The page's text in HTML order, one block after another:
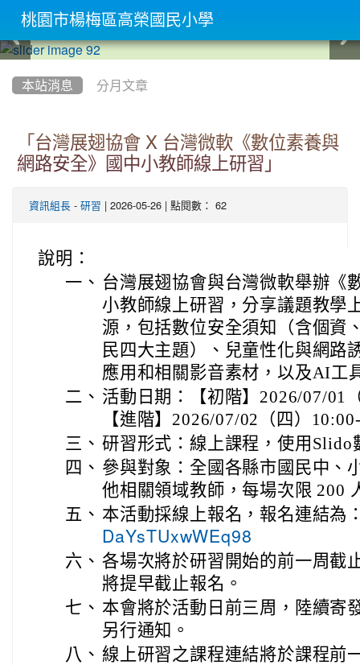
本站消息 分月文章
「台灣展翅協會 X 台灣微軟《數位素養與
網路安全》國中小教師線上研習」
資訊組長 - 研習 | 2026-05-26 | 點閱數： 62
說明：
一、 台灣展翅協會與台灣微軟舉辦《
小教師線上研習，分享議題教學
源，包括數位安全須知（含個資
民四大主題）、兒童性化與網路
應用和相關影音素材，以及AI工
二、 活動日期：【初階】2026/07/
【進階】2026/07/02（四）
三、 研習形式：線上課程，使用
四、 參與對象：全國各縣市國民中、
他相關領域教師，每場次限 200
五、 本活動採線上報名，報名連結為
DaYsTUxwWEq98
六、 各場次將於研習開始的前一周截
將提早截止報名。
七、 本會將於活動日前三周，陸續寄
另行通知。
八、 線上研習之課程連結將於課程前
桃園市楊梅區高榮國民小學